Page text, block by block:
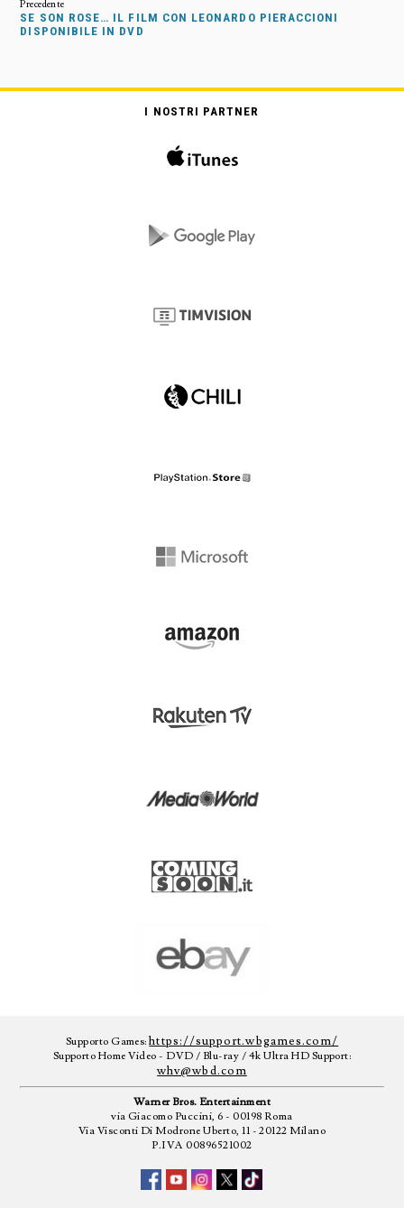
SE SON ROSE… IL FILM CON LEONARDO PIERACCIONI
DISPONIBILE IN DVD
I NOSTRI PARTNER
Supporto Games:https://support.wbgames.com/
Supporto Home Video - DVD / Blu-ray / 4k Ultra HD Support:
whv@wbd.com
Warner Bros. Entertainment
via Giacomo Puccini, 6 - 00198 Roma
Via Visconti Di Modrone Uberto, 11 - 20122 Milano
P.IVA 00896521002